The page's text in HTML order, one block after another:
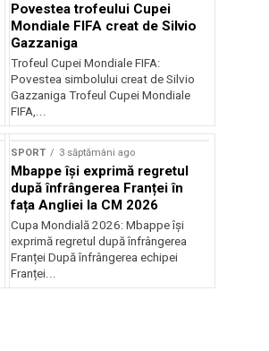
Povestea trofeului Cupei
Mondiale FIFA creat de Silvio
Gazzaniga
Trofeul Cupei Mondiale FIFA:
Povestea simbolului creat de Silvio
Gazzaniga Trofeul Cupei Mondiale
FIFA,...
SPORT 3 săptămâni ago
Mbappe își exprimă regretul
după înfrângerea Franței în
fața Angliei la CM 2026
Cupa Mondială 2026: Mbappe își
exprimă regretul după înfrângerea
Franței După înfrângerea echipei
Franței...